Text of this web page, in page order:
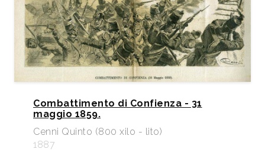
Combattimento di Confienza - 31
maggio 1859.
Cenni Quinto (800 xilo - lito)
1887